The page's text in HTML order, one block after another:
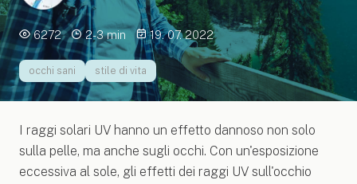
6272 2-3 min 19. 07. 2022
occhi sani stile di vita
I raggi solari UV hanno un effetto dannoso non solo
sulla pelle, ma anche sugli occhi. Con un'esposizione
eccessiva al sole, gli effetti dei raggi UV sull'occhio